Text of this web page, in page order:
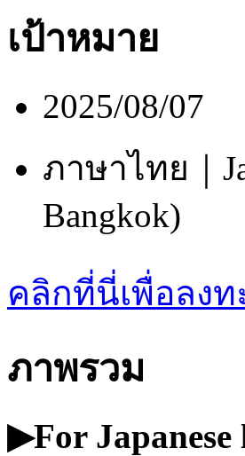
เป้าหมาย
2025/08/07
ภาษาไทย｜
Bangkok)
คลิกที่นี่เพื่อลงท
ภาพรวม
▶︎For Japanese